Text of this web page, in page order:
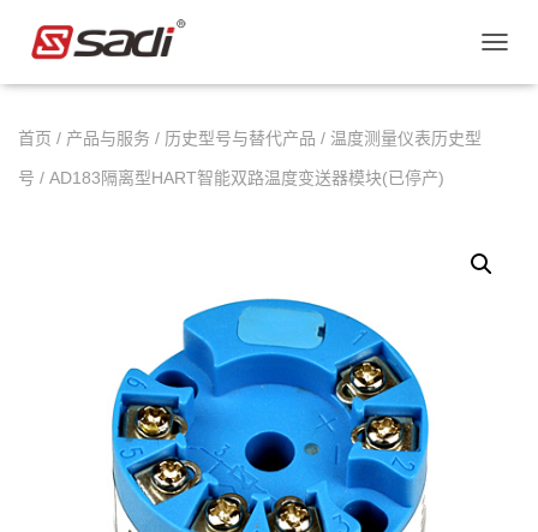
换
首页 / 产品与服务 / 历史型号与替代产品 / 温度测量仪表历史型
号 / AD183隔离型HART智能双路温度变送器模块(已停产)